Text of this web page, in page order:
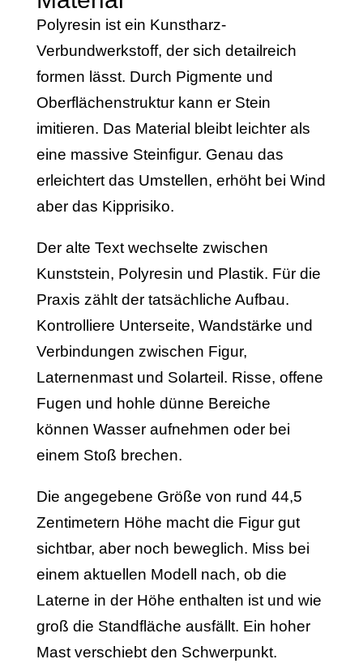
Polyresin ist ein Kunstharz-
Verbundwerkstoff, der sich detailreich
formen lässt. Durch Pigmente und
Oberflächenstruktur kann er Stein
imitieren. Das Material bleibt leichter als
eine massive Steinfigur. Genau das
erleichtert das Umstellen, erhöht bei Wind
aber das Kipprisiko.
Der alte Text wechselte zwischen
Kunststein, Polyresin und Plastik. Für die
Praxis zählt der tatsächliche Aufbau.
Kontrolliere Unterseite, Wandstärke und
Verbindungen zwischen Figur,
Laternenmast und Solarteil. Risse, offene
Fugen und hohle dünne Bereiche
können Wasser aufnehmen oder bei
einem Stoß brechen.
Die angegebene Größe von rund 44,5
Zentimetern Höhe macht die Figur gut
sichtbar, aber noch beweglich. Miss bei
einem aktuellen Modell nach, ob die
Laterne in der Höhe enthalten ist und wie
groß die Standfläche ausfällt. Ein hoher
Mast verschiebt den Schwerpunkt.